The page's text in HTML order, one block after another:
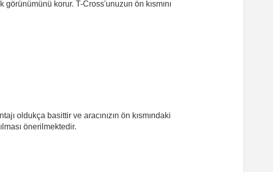
korur. T-Cross'unuzun ön kısmını
oldukça basittir ve aracınızın ön kısmındaki
önerilmektedir.